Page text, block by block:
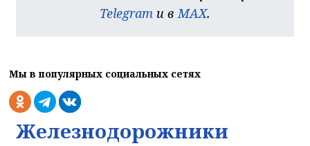
Telegram и вMAX.
Мы в популярных социальных сетях
Железнодорожники